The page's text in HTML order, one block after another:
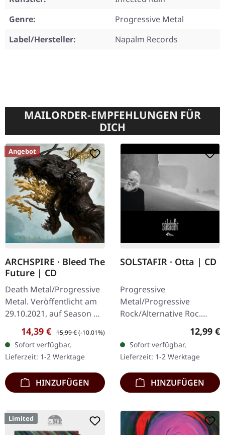
Genre:
Progressive Metal
Label/Hersteller:
Napalm Records
MAILORDER-EMPFEHLUNGEN FÜR
DICH
Angebot
ARCHSPIRE · Bleed The
Future | CD
Death Metal/Progressive
Metal. Veröffentlicht am
29.10.2021, auf Season Of
Mist. Jewelcase CD. Mit
ihrem neuen Album
'Bleed the Future' setzt…
Verkaufspreis:
14,39 € Regulärer Preis:
15,99 €(-10.01%)
Sofort verfügbar,
Lieferzeit: 1-2 Werktage
HINZUFÜGEN
SOLSTAFIR · Otta | CD
Progressive
Metal/Progressive
Rock/Alternative Roc.
29.08.2014, auf Season Of
Mist. CD im Jewelcase.
Sólstafirs "Ótta" stellt
eine…
12,99 €
Sofort verfügbar,
Lieferzeit: 1-2 Werktage
HINZUFÜGEN
Limited